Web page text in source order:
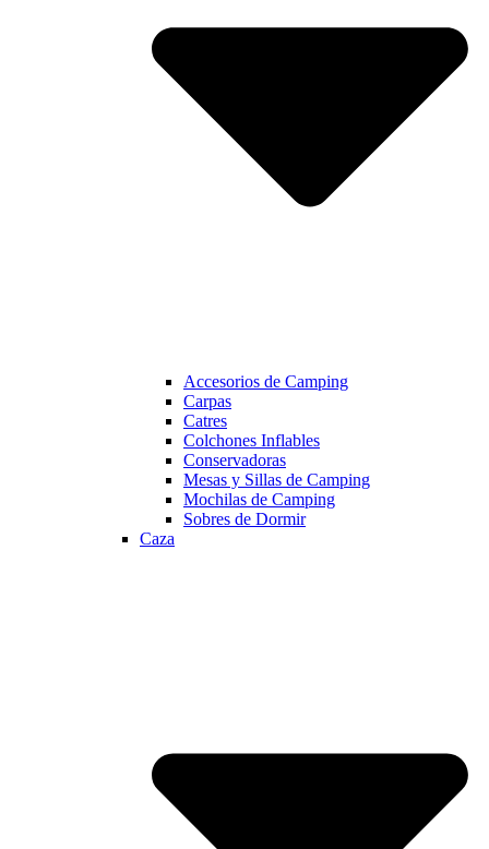
Accesorios de Camping
Carpas
Catres
Colchones Inflables
Conservadoras
Mesas y Sillas de Camping
Mochilas de Camping
Sobres de Dormir
Caza